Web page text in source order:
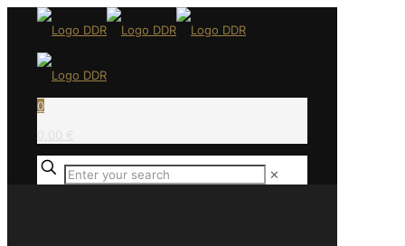
0
0,00 €
✕